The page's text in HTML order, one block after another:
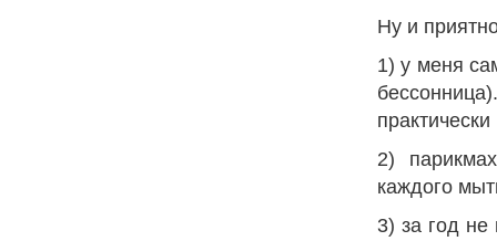
Ну и
1) у меня
2)
каждого
3) за год